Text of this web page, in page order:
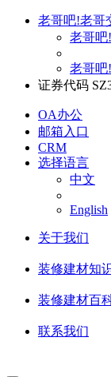
老哥吧!老哥
老哥吧
老哥吧
证券代码
OA办公
邮箱入口
CRM
选择语言
中文
English
关于我们
装修建材知
装修建材百
联系我们